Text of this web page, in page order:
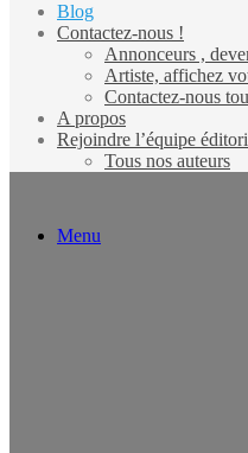
Blog
Contactez-nous !
Annonceurs ,
Artiste, affichez
Contactez-nous
A propos
Rejoindre l’équipe
Tous nos auteurs
Menu